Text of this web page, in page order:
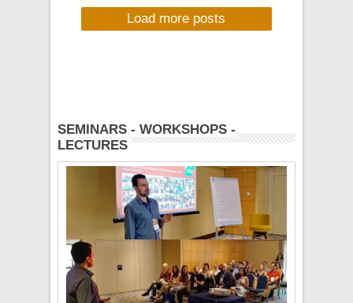
Κωπηλατοδρόμιο
Σχινιά, Κυριακή 7Load more posts
SEMINARS - WORKSHOPS -
LECTURES